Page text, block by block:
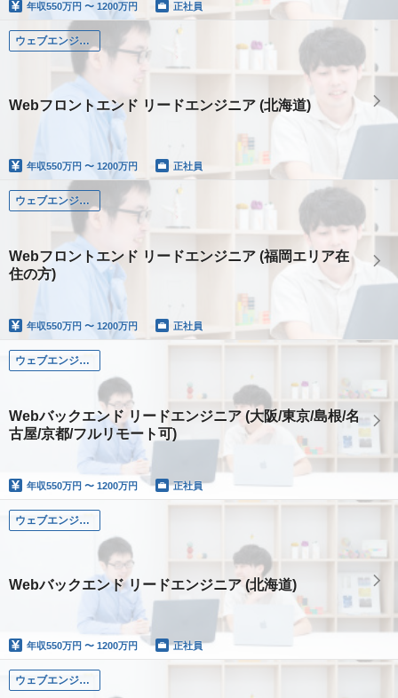
年収550万円 〜 1200万円 正社員
ウェブエンジニア
Webフロントエンド リードエンジニア (北海道)
年収550万円 〜 1200万円 正社員
ウェブエンジニア
Webフロントエンド リードエンジニア (福岡エリア在
住の方)
年収550万円 〜 1200万円 正社員
ウェブエンジニア
Webバックエンド リードエンジニア (大阪/東京/島根/名
古屋/京都/フルリモート可)
年収550万円 〜 1200万円 正社員
ウェブエンジニア
Webバックエンド リードエンジニア (北海道)
年収550万円 〜 1200万円 正社員
ウェブエンジニア